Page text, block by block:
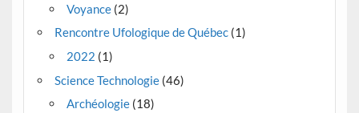
Voyance(2)
Rencontre Ufologique de Québec(1)
2022 (1)
Science Technologie(46)
Archéologie(18)